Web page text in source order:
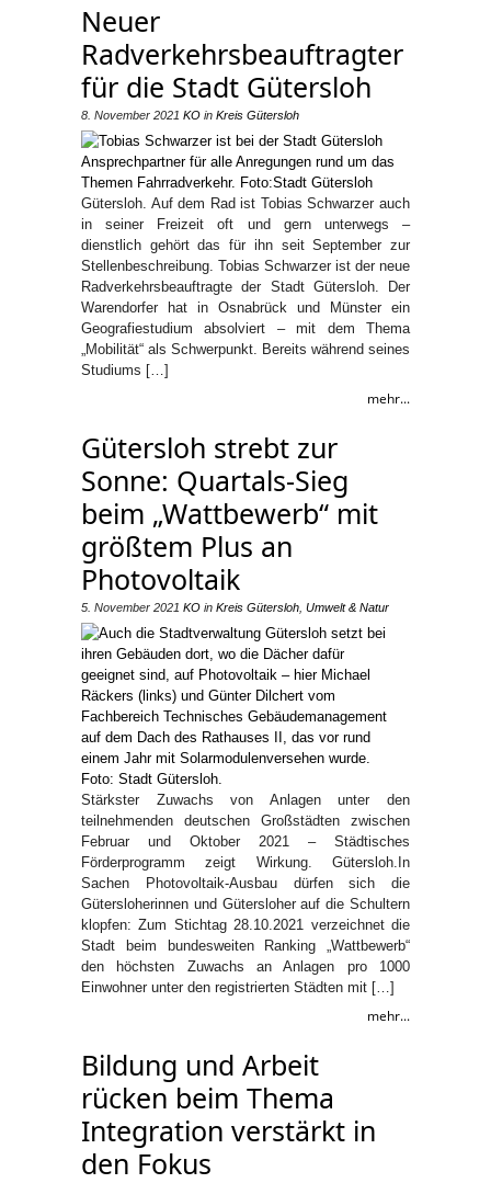
Neuer
Radverkehrsbeauftragter
für die Stadt Gütersloh
8. November 2021 KO in Kreis Gütersloh
Gütersloh. Auf dem Rad ist Tobias Schwarzer auch
in seiner Freizeit oft und gern unterwegs –
dienstlich gehört das für ihn seit September zur
Stellenbeschreibung. Tobias Schwarzer ist der neue
Radverkehrsbeauftragte der Stadt Gütersloh. Der
Warendorfer hat in Osnabrück und Münster ein
Geografiestudium absolviert – mit dem Thema
„Mobilität“ als Schwerpunkt. Bereits während seines
Studiums […]
mehr...
Gütersloh strebt zur
Sonne: Quartals-Sieg
beim „Wattbewerb“ mit
größtem Plus an
Photovoltaik
5. November 2021 KO in Kreis Gütersloh Umwelt & Natur
Stärkster Zuwachs von Anlagen unter den
teilnehmenden deutschen Großstädten zwischen
Februar und Oktober 2021 – Städtisches
Förderprogramm zeigt Wirkung. Gütersloh.In
Sachen Photovoltaik-Ausbau dürfen sich die
Gütersloherinnen und Gütersloher auf die Schultern
klopfen: Zum Stichtag 28.10.2021 verzeichnet die
Stadt beim bundesweiten Ranking „Wattbewerb“
den höchsten Zuwachs an Anlagen pro 1000
Einwohner unter den registrierten Städten mit […]
mehr...
Bildung und Arbeit
rücken beim Thema
Integration verstärkt in
den Fokus